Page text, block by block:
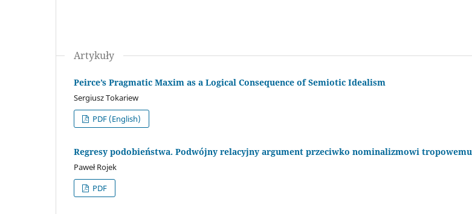
Artykuły
Peirce’s Pragmatic Maxim as a Logical Consequence of Semiotic Idealism
Sergiusz Tokariew
PDF (English)
Regresy podobieństwa. Podwójny relacyjny argument przeciwko nominalizmowi tropowemu
Paweł Rojek
PDF